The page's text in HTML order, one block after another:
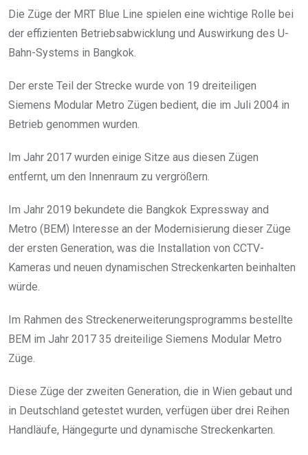
Die Züge der MRT Blue Line spielen eine wichtige Rolle bei
der effizienten Betriebsabwicklung und Auswirkung des U-
Bahn-Systems in Bangkok.
Der erste Teil der Strecke wurde von 19 dreiteiligen
Siemens Modular Metro Zügen bedient, die im Juli 2004 in
Betrieb genommen wurden.
Im Jahr 2017 wurden einige Sitze aus diesen Zügen
entfernt, um den Innenraum zu vergrößern.
Im Jahr 2019 bekundete die Bangkok Expressway and
Metro (BEM) Interesse an der Modernisierung dieser Züge
der ersten Generation, was die Installation von CCTV-
Kameras und neuen dynamischen Streckenkarten beinhalten
würde.
Im Rahmen des Streckenerweiterungsprogramms bestellte
BEM im Jahr 2017 35 dreiteilige Siemens Modular Metro
Züge.
Diese Züge der zweiten Generation, die in Wien gebaut und
in Deutschland getestet wurden, verfügen über drei Reihen
Handläufe, Hängegurte und dynamische Streckenkarten.